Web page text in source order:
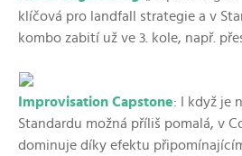
klíčová pro landfall strategie a v
kombo zabití už ve 3. kole, např.
Improvisation Capstone: I když je
Standardu možná příliš pomalá, v
dominuje díky efektu